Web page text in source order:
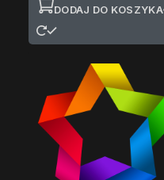
DODAJ DO KOSZYKA